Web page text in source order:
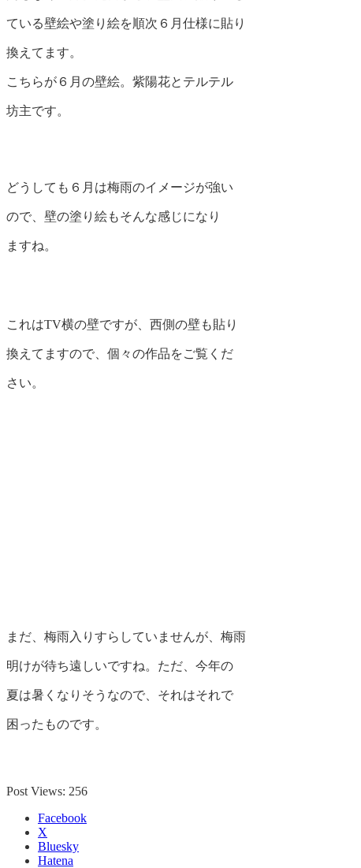
ている壁絵や塗り絵を順次６月仕様に貼り
換えてます。
こちらが６月の壁絵。紫陽花とテルテル
坊主です。
どうしても６月は梅雨のイメージが強い
ので、壁の塗り絵もそんな感じになり
ますね。
これはTV横の壁ですが、西側の壁も貼り
換えてますので、個々の作品をご覧くだ
さい。
まだ、梅雨入りすらしていませんが、梅雨
明けが待ち遠しいですね。ただ、今年の
夏は暑くなりそうなので、それはそれで
困ったものです。
Post Views: 256
Facebook
X
Bluesky
Hatena